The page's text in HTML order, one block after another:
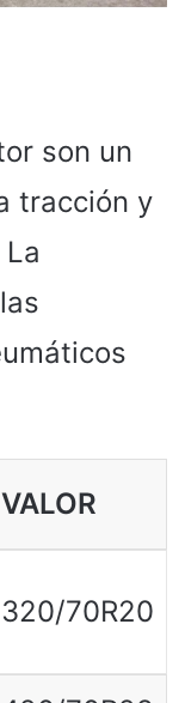
son un
tracción y
VALOR
320/70R20